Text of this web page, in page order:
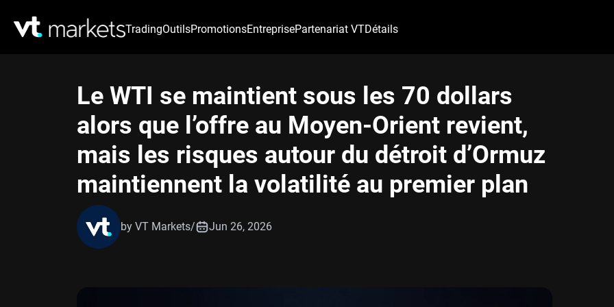
TradingOutilsPromotionsEntreprisePartenariat VTDétails
Le WTI se maintient sous les 70 dollars
alors que l’offre au Moyen-Orient revient,
mais les risques autour du détroit d’Ormuz
maintiennent la volatilité au premier plan
by VT Markets/ Jun 26, 2026